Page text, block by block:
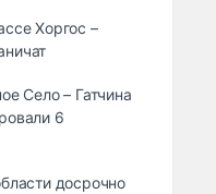
Хоргос –
Село – Гатчина
6
досрочно